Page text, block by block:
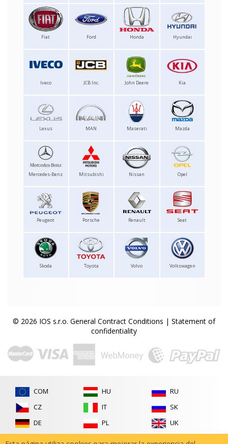
Fiat Ford Honda Hyundai
Iveco JCB Inc. John Deere Kia
Lexus MAN Maserati Mazda
Mercedes-Benz Mitsubishi Nissan Opel
Peugeot Porsche Renault Seat
Skoda Toyota Volvo Volkswagen
© 2026 IOS s.r.o. General Contract Conditions | Statement of
confidentiality
COM
CZ
DE
HU
IT
PL
RU
SK
UK